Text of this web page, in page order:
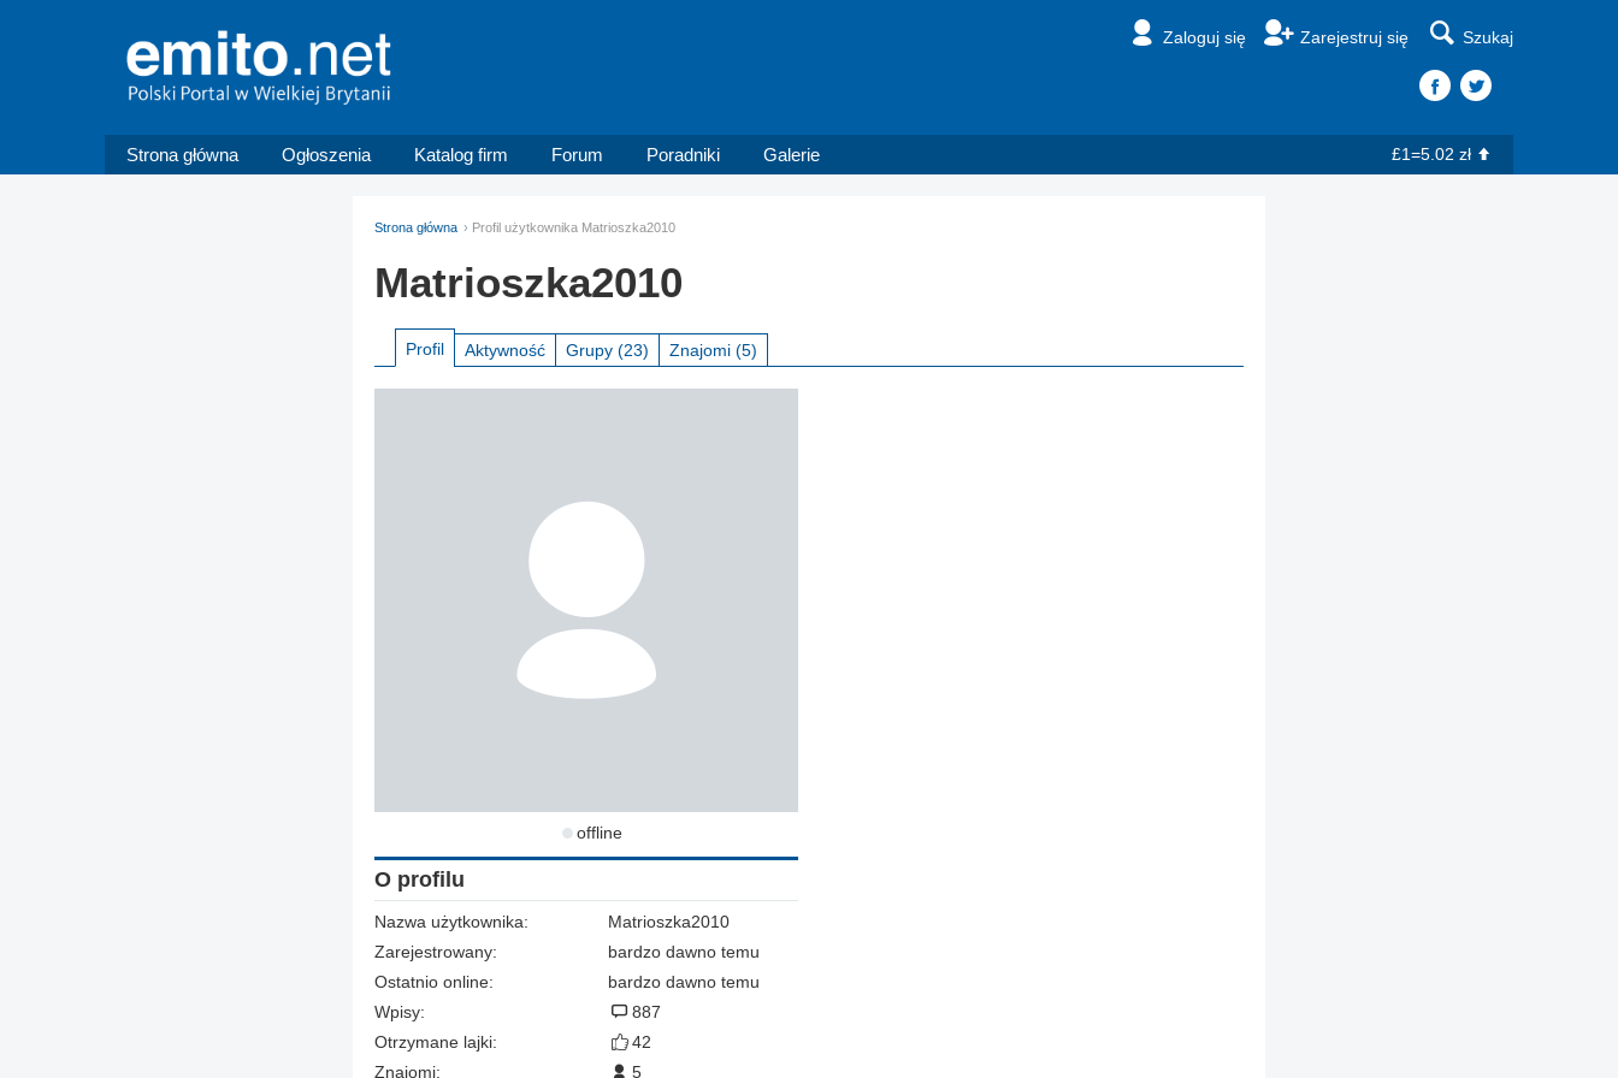
Zaloguj się Zarejestruj się Szukaj
Strona główna Ogłoszenia Katalog firm Forum Poradniki Galerie £1=5.02 zł
Strona główna Profil użytkownika Matrioszka2010
Matrioszka2010
Profil Aktywność Grupy (23) Znajomi (5)
offline
O profilu
Nazwa użytkownika:
Matrioszka2010
Zarejestrowany:
bardzo dawno temu
Ostatnio online:
bardzo dawno temu
Wpisy:
887
Otrzymane lajki:
42
Znajomi:
5